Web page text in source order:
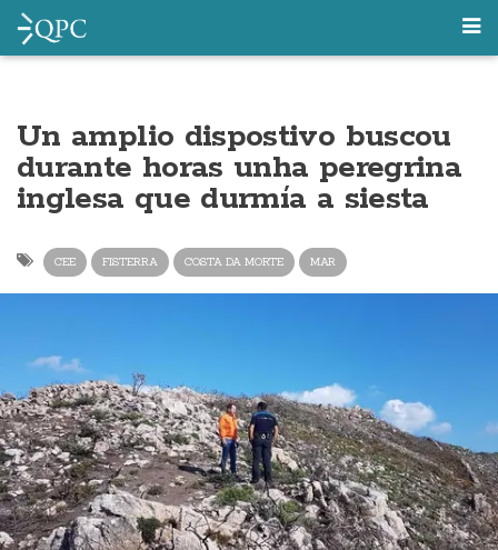
Un amplio dispostivo buscou
durante horas unha peregrina
inglesa que durmía a siesta
CEE FISTERRA COSTA DA MORTE MAR